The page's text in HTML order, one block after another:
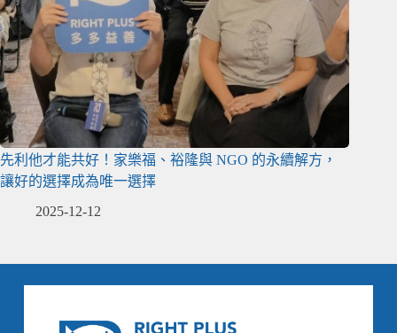
先利他才能共好！家樂福、裕隆與 NGO 的永續解方，
讓好的選擇成為唯一選擇
2025-12-12